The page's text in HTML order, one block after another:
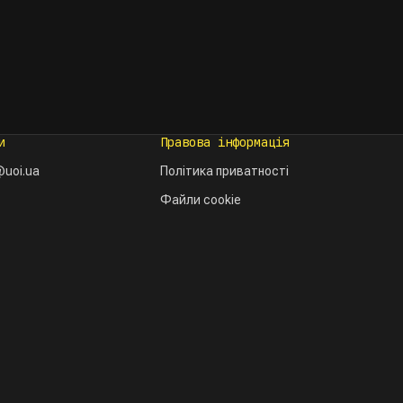
Правова інформація
Політика приватності
Файли cookie